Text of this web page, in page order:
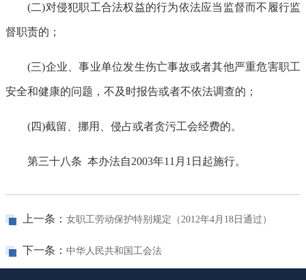
(二)对侵犯职工合法权益的行为依法应当监督而不履行监
督职责的；
(三)企业、事业单位发生伤亡事故或者其他严重危害职工
安全和健康的问题，不及时报告或者不依法调查的；
(四)截留、挪用、侵占或者贪污工会经费的。
第三十八条 本办法自2003年11月1日起施行。
上一条： 女职工劳动保护特别规定（2012年4月18日通过）
下一条： 中华人民共和国工会法